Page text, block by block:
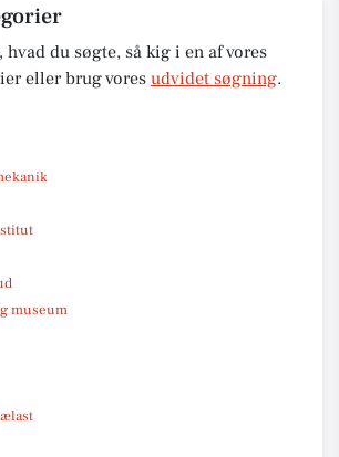
hvad du søgte, så kig i en af vores
eller brug vores udvidet søgning.
museum